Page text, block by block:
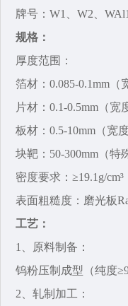
牌号：W1、W2‌、
规格：
厚度范围‌：
箔材：0.085-0.1mm（
片材：0.1-0.5mm（宽
板材：0.5-10mm（宽
块靶：50-300mm（特
密度要求‌：≥19.1g/cm³
表面粗糙度‌：磨光板
工艺：
1、原料制备‌：
钨粉压制成型（纯度
2、轧制加工‌：